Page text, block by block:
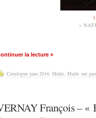
«
la lecture »
Catalogue juin 2016, Huile, Huile sur
François –